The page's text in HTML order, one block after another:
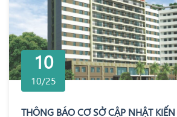
10
10/25
THÔNG BÁO CƠ SỞ CẬP NHẬT